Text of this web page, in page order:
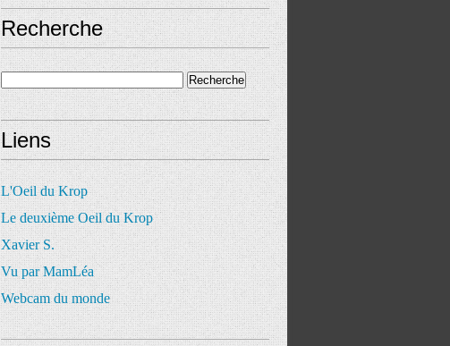
Recherche
Liens
L'Oeil du Krop
Le deuxième Oeil du Krop
Xavier S.
Vu par MamLéa
Webcam du monde